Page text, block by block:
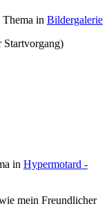
Thema in Bildergalerie
Startvorgang)
in Hypermotard -
mein Freundlicher